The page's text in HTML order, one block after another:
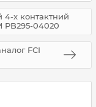
4-х контактний
PB295-04020
FCI